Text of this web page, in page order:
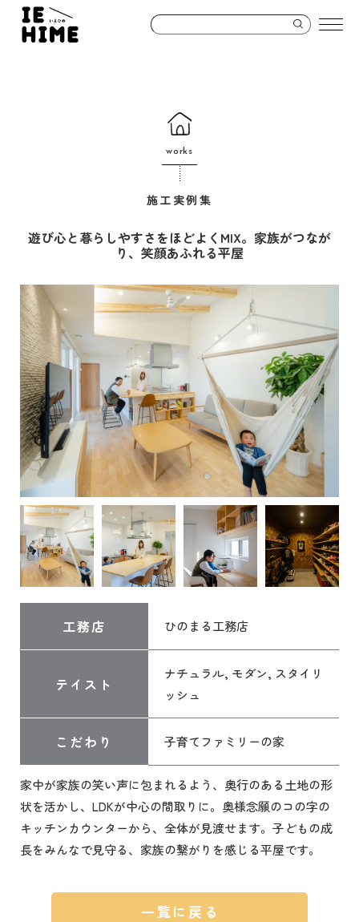
works
施工実例集
遊び心と暮らしやすさをほどよくMIX。家族がつなが
り、笑顔あふれる平屋
工務店 ひのまる工務店
テイスト
ナチュラル, モダン, スタイリ
ッシュ
こだわり 子育てファミリーの家
家中が家族の笑い声に包まれるよう、奥行のある土地の形
状を活かし、LDKが中心の間取りに。奥様念願のコの字の
キッチンカウンターから、全体が見渡せます。子どもの成
長をみんなで見守る、家族の繋がりを感じる平屋です。
一覧に戻る